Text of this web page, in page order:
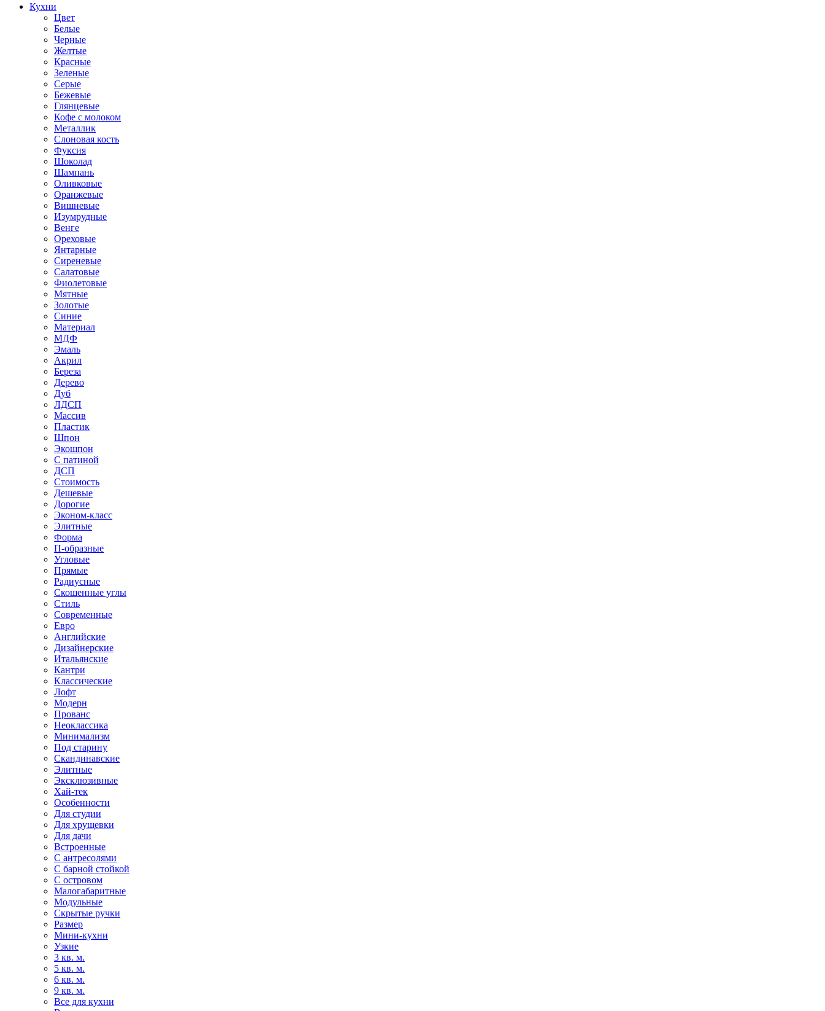
Кухни
Цвет
Белые
Черные
Желтые
Красные
Зеленые
Серые
Бежевые
Глянцевые
Кофе с молоком
Металлик
Слоновая кость
Фуксия
Шоколад
Шампань
Оливковые
Оранжевые
Вишневые
Изумрудные
Венге
Ореховые
Янтарные
Сиреневые
Салатовые
Фиолетовые
Мятные
Золотые
Синие
Материал
МДФ
Эмаль
Акрил
Береза
Дерево
Дуб
ЛДСП
Массив
Пластик
Шпон
Экошпон
С патиной
ДСП
Стоимость
Дешевые
Дорогие
Эконом-класс
Элитные
Форма
П-образные
Угловые
Прямые
Радиусные
Скошенные углы
Стиль
Современные
Евро
Английские
Дизайнерские
Итальянские
Кантри
Классические
Лофт
Модерн
Прованс
Неоклассика
Минимализм
Под старину
Скандинавские
Элитные
Эксклюзивные
Хай-тек
Особенности
Для студии
Для хрущевки
Для дачи
Встроенные
С антресолями
С барной стойкой
С островом
Малогабаритные
Модульные
Скрытые ручки
Размер
Мини-кухни
Узкие
3 кв. м.
5 кв. м.
6 кв. м.
9 кв. м.
Все для кухни